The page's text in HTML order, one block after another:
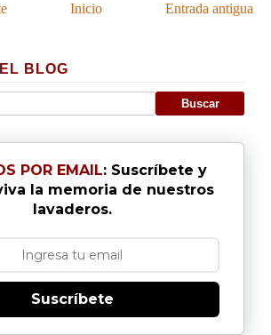
Entrada antigua
Inicio
BLOG
POR EMAIL: Suscríbete y
la memoria de nuestros
lavaderos.
Suscríbete